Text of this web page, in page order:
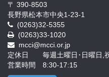
〒 390-8503
長野県松本市中央1-23-1
(0263)32-5355
(0263)33-1020
mcci@mcci.or.jp
定休日 毎週土曜日･日曜日,
営業時間 8:30-17:15